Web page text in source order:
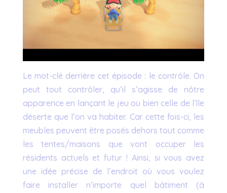
Le mot-clé derrière cet épisode : le contrôle. On
peut tout contrôler, qu’il s’agisse de nôtre
apparence en lançant le jeu ou bien celle de l’île
déserte que l’on va habiter. Car cette fois-ci, les
meubles peuvent être posés dehors tout comme
les tentes/maisons que vont occuper les
résidents actuels et futur ! Ainsi, si vous avez
une idée précise de l’endroit où vous voulez
faire installer n’importe quel bâtiment (à